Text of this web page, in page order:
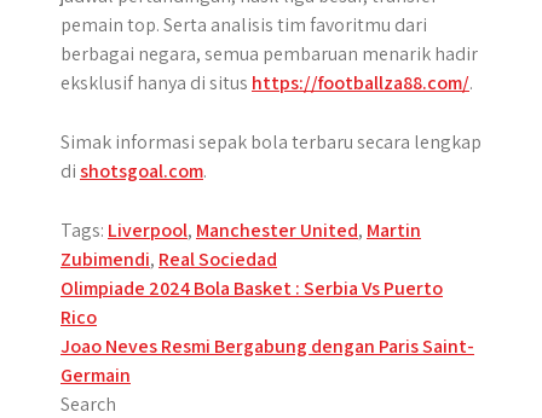
pemain top. Serta analisis tim favoritmu dari
berbagai negara, semua pembaruan menarik hadir
eksklusif hanya di situs https://footballza88.com/.
Simak informasi sepak bola terbaru secara lengkap
dishotsgoal.com.
Tags: Liverpool, Manchester United, Martin
Zubimendi, Real Sociedad
Post
navigation
Olimpiade 2024 Bola Basket : Serbia Vs Puerto
Rico
Joao Neves Resmi Bergabung dengan Paris Saint-
Germain
Search